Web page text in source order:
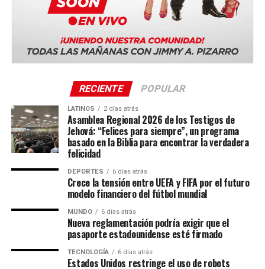
RECIENTE POPULAR
LATINOS 2 días atrás
Asamblea Regional 2026 de los Testigos de
Jehová: “Felices para siempre”, un programa
basado en la Biblia para encontrar la verdadera
felicidad
DEPORTES 6 días atrás
Crece la tensión entre UEFA y FIFA por el futuro
modelo financiero del fútbol mundial
MUNDO 6 días atrás
Nueva reglamentación podría exigir que el
pasaporte estadounidense esté firmado
TECNOLOGÍA 6 días atrás
Estados Unidos restringe el uso de robots